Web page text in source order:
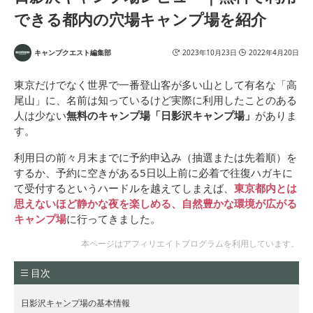
できる都内の穴場キャンプ場を紹介
キャンプクエスト編集部 2023年10月23日 2022年4月20日
東京だけでなく世界で一番登山客が多い山として有名な「高
尾山」に、名前は知っているけど実際に利用したことのある
人は少ない無料のキャンプ場「日影沢キャンプ場」 がありま
す。
利用日の前々月末までに予約申込み（抽選または先着順）を
するか、予約に空きがある5日以上前に必着で往復ハガキに
て受付するというハードルを越えてしまえば、 東京都内とは
思えないほど静かな夜を楽しめる、自然豊かな環境が広がる
キャンプ場に行ってきました。
本ページはアフィリエイトプログラムを利用しています。
目次
日影沢キャンプ場の基本情報